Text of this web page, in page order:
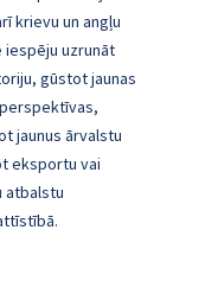
krievu un angļu
iespēju uzrunāt
gūstot jaunas
jaunus ārvalstu
eksportu vai
atbalstu